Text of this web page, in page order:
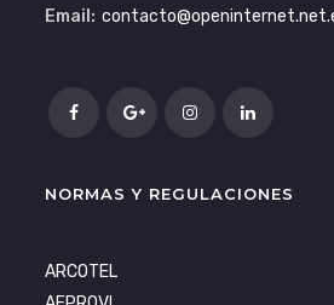
Email:
NORMAS Y REGULACIONES
ARCOTEL